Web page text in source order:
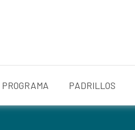
PROGRAMA PADRILLOS